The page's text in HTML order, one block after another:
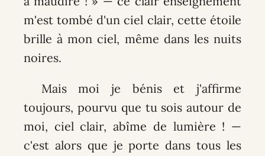
m'est tombé d'un ciel clair, cette étoile
brille à mon ciel, même dans les nuits
noires.
Mais moi je bénis et j'affirme
toujours, pourvu que tu sois autour de
moi, ciel clair, abîme de lumière ! —
c'est alors que je porte dans tous les